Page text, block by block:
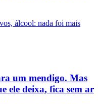
álcool: nada foi mais
um mendigo. Mas
ele deixa, fica sem ar